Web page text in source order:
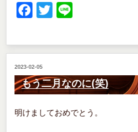
F
c
e
b
o
o
k
T
tt
er
e
投
稿
日:
2023-02-05
もう二月なのに(笑)
明けましておめでとう。